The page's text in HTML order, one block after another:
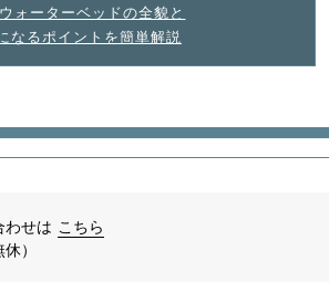
ォーターベッドの全貌と
なるポイントを簡単解説
わせは こちら
）